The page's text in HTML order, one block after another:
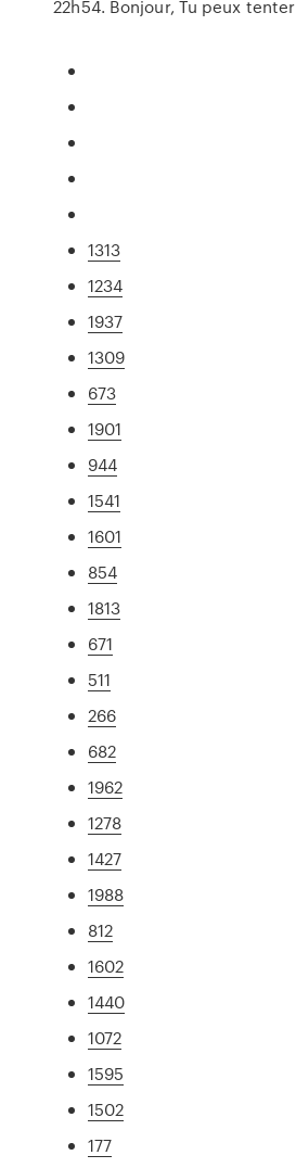
22h54. Bonjour, Tu peux tenter
1313
1234
1937
1309
673
1901
944
1541
1601
854
1813
671
511
266
682
1962
1278
1427
1988
812
1602
1440
1072
1595
1502
177